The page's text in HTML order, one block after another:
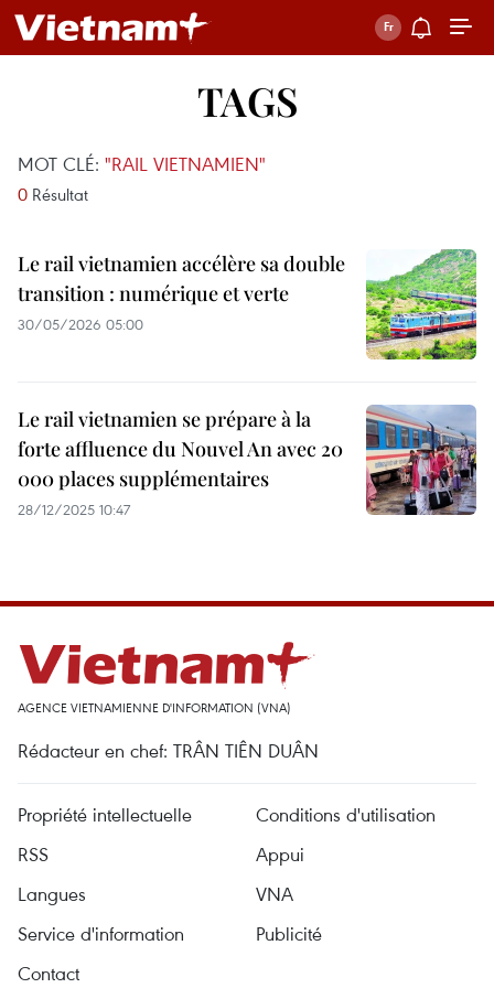
TAGS
MOT CLÉ: "RAIL VIETNAMIEN"
0 Résultat
Le rail vietnamien accélère sa double
transition : numérique et verte
30/05/2026 05:00
Le rail vietnamien se prépare à la
forte affluence du Nouvel An avec 20
000 places supplémentaires
28/12/2025 10:47
AGENCE VIETNAMIENNE D'INFORMATION (VNA)
Rédacteur en chef: TRÂN TIÊN DUÂN
Propriété intellectuelle
Conditions d'utilisation
RSS
Appui
Langues
VNA
Service d'information
Publicité
Contact